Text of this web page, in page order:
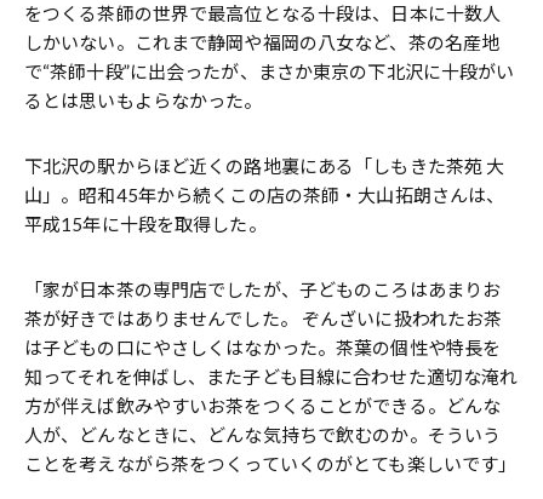
をつくる茶師の世界で最高位となる十段は、日本に十数人
しかいない。これまで静岡や福岡の八女など、茶の名産地
で“茶師十段”に出会ったが、まさか東京の下北沢に十段がい
るとは思いもよらなかった。
下北沢の駅からほど近くの路地裏にある「しもきた茶苑 大
山」。昭和45年から続くこの店の茶師・大山拓朗さんは、
平成15年に十段を取得した。
「家が日本茶の専門店でしたが、子どものころはあまりお
茶が好きではありませんでした。 ぞんざいに扱われたお茶
は子どもの口にやさしくはなかった。茶葉の個性や特長を
知ってそれを伸ばし、また子ども目線に合わせた適切な淹れ
方が伴えば飲みやすいお茶をつくることができる。どんな
人が、どんなときに、どんな気持ちで飲むのか。そういう
ことを考えながら茶をつくっていくのがとても楽しいです」